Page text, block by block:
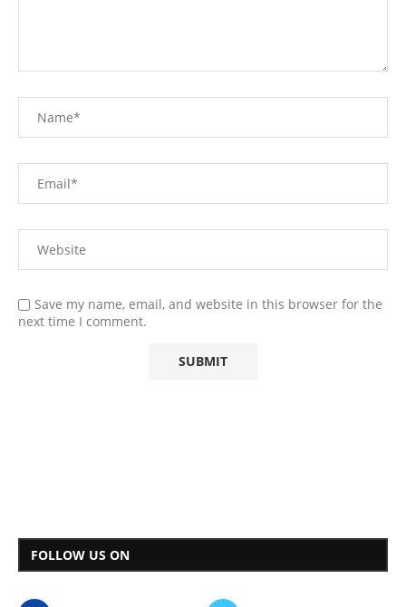
Save my name, email, and website in this browser for the
next time I comment.
FOLLOW US ON